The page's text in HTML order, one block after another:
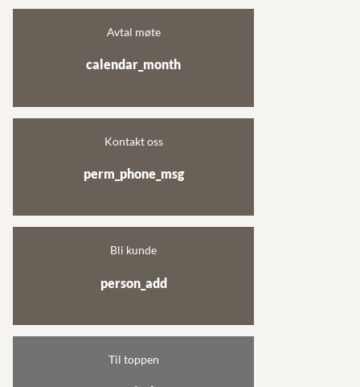
Avtal møte
calendar_month
Kontakt oss
perm_phone_msg
Bli kunde
person_add
Til toppen